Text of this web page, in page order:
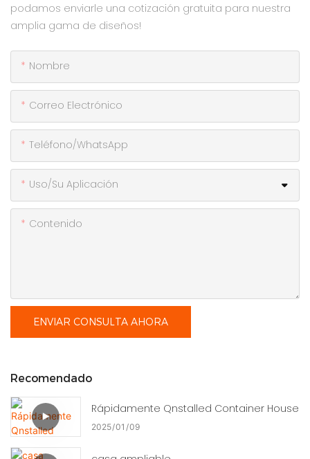
podamos enviarle una cotización gratuita para nuestra
amplia gama de diseños!
Nombre
Correo Electrónico
Teléfono/WhatsApp
Uso/Su Aplicación
Contenido
ENVIAR CONSULTA AHORA
Recomendado
Rápidamente Qnstalled Container House
2025 01 09